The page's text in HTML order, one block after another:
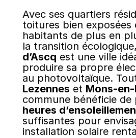
Avec ses quartiers
toitures bien exposées
habitants de plus en
la transition écologique,
d’Ascq est une ville
produire sa propre
au photovoltaïque.
Lezennes et Mons-
commune bénéficie de
heures
suffisantes pour
installation solaire